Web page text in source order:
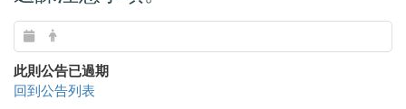
此則公告已過期
回到公告列表